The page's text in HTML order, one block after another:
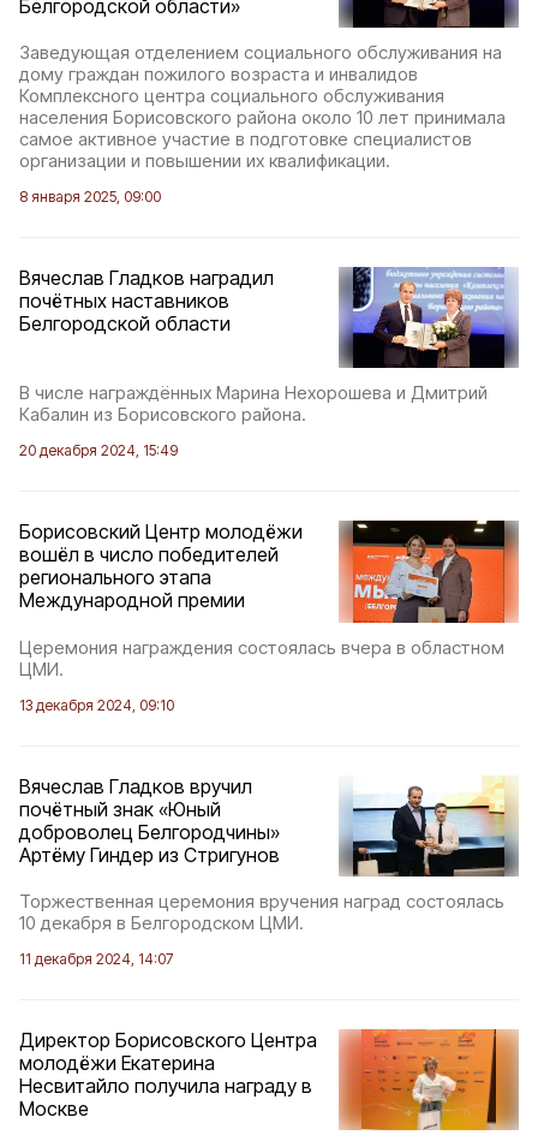
Белгородской области»
Заведующая отделением социального обслуживания на
дому граждан пожилого возраста и инвалидов
Комплексного центра социального обслуживания
населения Борисовского района около 10 лет принимала
самое активное участие в подготовке специалистов
организации и повышении их квалификации.
8 января 2025, 09:00
Вячеслав Гладков наградил
почётных наставников
Белгородской области
В числе награждённых Марина Нехорошева и Дмитрий
Кабалин из Борисовского района.
20 декабря 2024, 15:49
Борисовский Центр молодёжи
вошёл в число победителей
регионального этапа
Международной премии
Церемония награждения состоялась вчера в областном
ЦМИ.
13 декабря 2024, 09:10
Вячеслав Гладков вручил
почётный знак «Юный
доброволец Белгородчины»
Артёму Гиндер из Стригунов
Торжественная церемония вручения наград состоялась
10 декабря в Белгородском ЦМИ.
11 декабря 2024, 14:07
Директор Борисовского Центра
молодёжи Екатерина
Несвитайло получила награду в
Москве